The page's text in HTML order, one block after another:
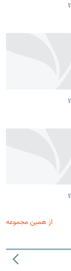
از همین مجموعه